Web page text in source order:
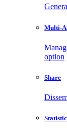
Multi-
option
Share